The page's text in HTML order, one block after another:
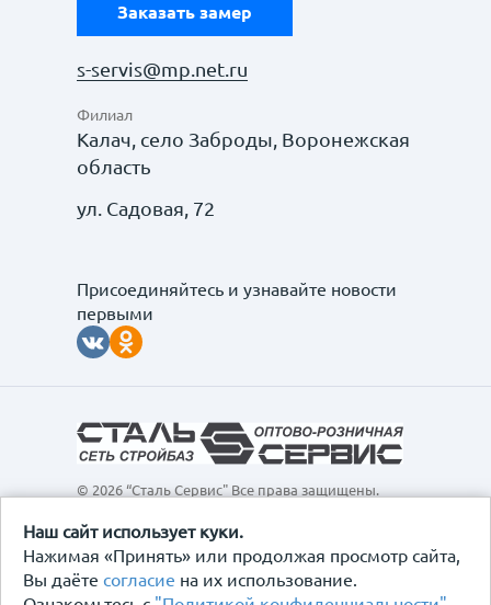
Наш сайт использует куки.
Нажимая «Принять» или продолжая просмотр сайта,
Вы даёте согласие на их использование.
Заказать замер
s-servis@mp.net.ru
Филиал
Калач, село Заброды, Воронежская
область
ул. Садовая, 72
Присоединяйтесь и узнавайте новости
первыми
© 2026 “Сталь Сервис" Все права защищены.
интернет-сайт, а также вся информация о товарах и
ценах, предоставленная на нём, носит
исключительно информационный характер и ни при
каких условиях не является публичной офертой,